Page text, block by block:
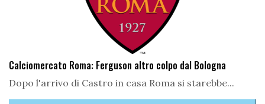
Calciomercato Roma: Ferguson altro colpo dal Bologna
Dopo l'arrivo di Castro in casa Roma si starebbe...